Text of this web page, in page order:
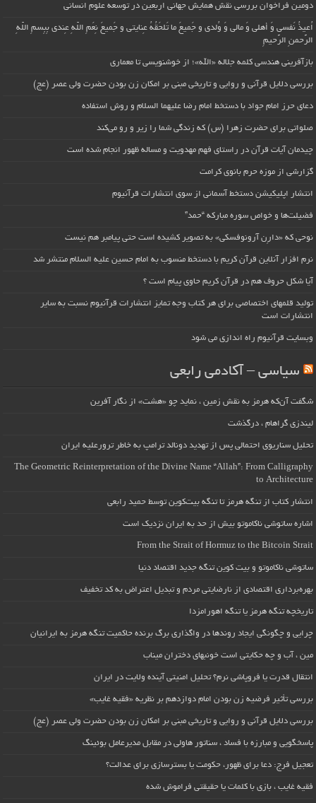
دومین فراخوان بررسی نقش همایش جهانی اربعین در توسعه علوم انسانی
اُعیذُ نَفسی وَ أهلی وَ مالی وَ وُلدی و جَمیعَ ما تَلحَقُهُ عِنایتی و جَمیعَ نِعَمِ اللّهِ عِندی بِبِسمِ اللّهِ
الرَّحمنِ الرَّحیمِ
بازآفرینی هندسی کلمه جلاله «الله»؛ از خوشنویسی تا معماری
بررسی دلایل قرآنی و روایی و تاریخی مبنی بر امکان زن بودن حضرت ولی عصر (عج)
دعای حرز امام جواد با دستخط امام رضا علیهما السلام و روش استفاده
صلواتی برای حضرت زهرا (س) که زندگی شما را زیر و رو می‌کند
چیدمان آیات قرآن در راستای فهم مهدویت و مساله ظهور انجام شده است
گزارشی از موزه حرم بانوی کرامت
انتشار اپلیکیشن دستخط آسمانی از سوی انتشارات قرآنیوم
فضیلت‌ها و خواص سوره مبارکه “حمد”
نوحی که «دارِن آرونوفسکی» به تصویر کشیده است حتی پیامبر هم نیست
نرم افزار آنلاین قرآن کریم با دستخط منسوب به امام حسین علیه السلام منتشر شد
آیا شکل حروف هم در قرآن کریم حاوی پیام است ؟
تولید قلمهای اختصاصی برای هر کتاب وجه تمایز انتشارات قرآنیوم نسبت به سایر
انتشارات است
وبسایت قرآنیوم راه اندازی می شود
سیاسی – آکادمی رابعی
شگفت آن‌که هرمز به نقش زمین ، نماید چو «هشت» از نگار آفرین
لیندزی گراهام ، درگذشت
تحلیل سناریوی احتمالی پس از تهدید دونالد ترامپ به خاطر ترورعلیه ایران
The Geometric Reinterpretation of the Divine Name “Allah”: From Calligraphy
to Architecture
انتشار کتاب از تنگه هرمز تا تنگه بیت‌کوین توسط حمید رابعی
اشاره ساتوشی ناکاموتو بیش از حد به ایران نزدیک است
From the Strait of Hormuz to the Bitcoin Strait
ساتوشی ناکاموتو و بیت کوین تنگه جدید اقتصاد دنیا
بهره‌برداری اقتصادی از نارضایتی مردم و تبدیل اعتراض به کد تخفیف
تاریخچه تنگه هرمز یا تنگه اهورامزدا
چرایی و چگونگی ایجاد روندها در واگذاری برگ برنده حاکمیت تنگه هرمز به ایرانیان
مین ، آب و چه حکایتی است خونبهای دختران میناب
انتقال قدرت یا فروپاشی نرم؟ تحلیل امنیتی آینده ولایت در ایران
بررسی تأثیر فرضیه زن بودن امام دوازدهم بر نظریه «فقیه غایب»
بررسی دلایل قرآنی و روایی و تاریخی مبنی بر امکان زن بودن حضرت ولی عصر (عج)
پاسخگویی و مبارزه با فساد ، سناتور هاولی در مقابل مدیرعامل بوئینگ
تعجیل فرج: دعا برای ظهور، حکومت یا بسترسازی برای عدالت؟
فقیه غایب ، بازی با کلمات یا حقیقتی فراموش شده